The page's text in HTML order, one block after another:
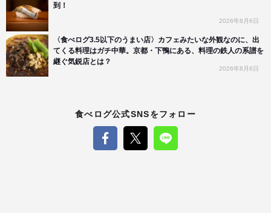
到！
2026年8月6日
〈食べログ3.5以下のうまい店〉カフェみたいな外観なのに、出
てくる料理はガチ中華。京都・下鴨にある、料理の鉄人の系譜を
継ぐ気鋭店とは？
2026年8月6日
食べログ公式SNSをフォロー